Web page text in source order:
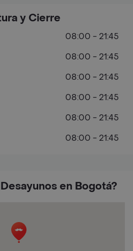
en Bogotá?
y Cierre
08:00 - 21:45
08:00 - 21:45
08:00 - 21:45
08:00 - 21:45
08:00 - 21:45
08:00 - 21:45